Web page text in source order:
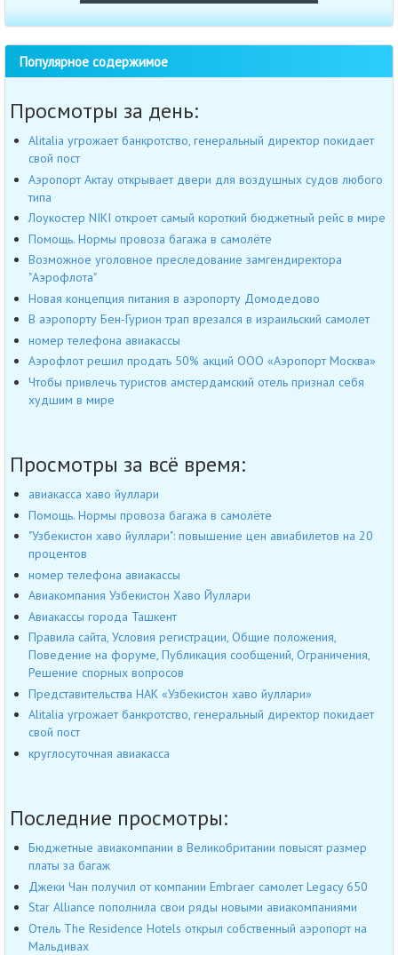
Популярное содержимое
Просмотры за день:
Alitalia угрожает банкротство, генеральный директор покидает
свой пост
Аэропорт Актау открывает двери для воздушных судов любого
типа
Лоукостер NIKI откроет самый короткий бюджетный рейс в мире
Помощь. Нормы провоза багажа в самолёте
Возможное уголовное преследование замгендиректора
"Аэрофлота"
Новая концепция питания в аэропорту Домодедово
В аэропорту Бен-Гурион трап врезался в израильский самолет
номер телефона авиакассы
Аэрофлот решил продать 50% акций ООО «Аэропорт Москва»
Чтобы привлечь туристов амстердамский отель признал себя
худшим в мире
Просмотры за всё время:
авиакасса хаво йуллари
Помощь. Нормы провоза багажа в самолёте
"Узбекистон хаво йуллари": повышение цен авиабилетов на 20
процентов
номер телефона авиакассы
Авиакомпания Узбекистон Хаво Йуллари
Авиакассы города Ташкент
Правила сайта, Условия регистрации, Общие положения,
Поведение на форуме, Публикация сообщений, Ограничения,
Решение спорных вопросов
Представительства НАК «Узбекистон хаво йуллари»
Alitalia угрожает банкротство, генеральный директор покидает
свой пост
круглосуточная авиакасса
Последние просмотры:
Бюджетные авиакомпании в Великобритании повысят размер
платы за багаж
Джеки Чан получил от компании Embraer самолет Legacy 650
Star Alliance пополнила свои ряды новыми авиакомпаниями
Отель The Residence Hotels открыл собственный аэропорт на
Мальдивах